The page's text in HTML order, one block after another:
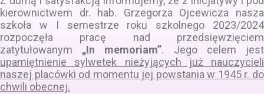
kierownictwem dr. hab. Grzegorza Ojcewicza nasza
szkoła w I semestrze roku szkolnego 2023/2024
rozpoczęła pracę nad przedsięwzięciem
zatytułowanym „In memoriam”. Jego celem jest
upamiętnienie sylwetek nieżyjących już nauczycieli
naszej placówki od momentu jej powstania w 1945 r. do
chwili obecnej.